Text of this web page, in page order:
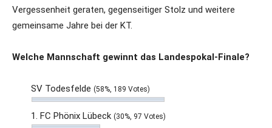
Vergessenheit geraten, gegenseitiger Stolz und weitere
gemeinsame Jahre bei der KT.
Welche Mannschaft gewinnt das Landespokal-Finale?
SV Todesfelde (58%, 189 Votes)
1. FC Phönix Lübeck (30%, 97 Votes)